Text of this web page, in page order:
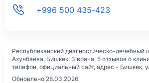
+996 500 435-423
Республиканский диагностическо-
Ахунбаева, Бишкек: 3 врача, 5 отзывов о
телефон, официальный сайт, адрес - Бишкек,
Обновлено 28.03.2026